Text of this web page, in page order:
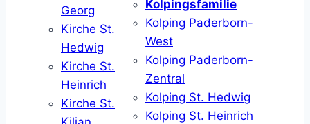
Georg
Kirche St.
Hedwig
Kirche St.
Heinrich
Kirche St.
Kolpingsfamilie
Kolping Paderborn-
West
Kolping Paderborn-
Zentral
Kolping St. Hedwig
Kolping St. Heinrich